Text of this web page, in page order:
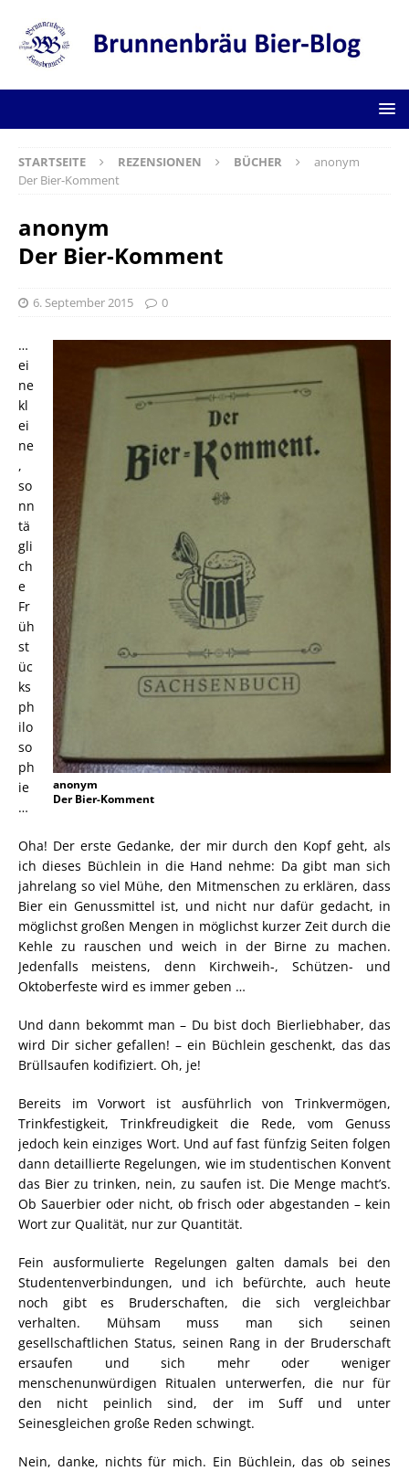
STARTSEITE REZENSIONEN BÜCHER
anonym
Der Bier-Komment
anonym
Der Bier-Komment
6. September 2015 0
anonym
Der Bier-Komment
…
ei
ne
kl
ei
ne
,
so
nn
tä
gli
ch
e
Fr
üh
st
üc
ks
ph
ilo
so
ph
ie
…
Oha! Der erste Gedanke, der mir durch den Kopf geht, als
ich dieses Büchlein in die Hand nehme: Da gibt man sich
jahrelang so viel Mühe, den Mitmenschen zu erklären, dass
Bier ein Genussmittel ist, und nicht nur dafür gedacht, in
möglichst großen Mengen in möglichst kurzer Zeit durch die
Kehle zu rauschen und weich in der Birne zu machen.
Jedenfalls meistens, denn Kirchweih-, Schützen- und
Oktoberfeste wird es immer geben …
Und dann bekommt man – Du bist doch Bierliebhaber, das
wird Dir sicher gefallen! – ein Büchlein geschenkt, das das
Brüllsaufen kodifiziert. Oh, je!
Bereits im Vorwort ist ausführlich von Trinkvermögen,
Trinkfestigkeit, Trinkfreudigkeit die Rede, vom Genuss
jedoch kein einziges Wort. Und auf fast fünfzig Seiten folgen
dann detaillierte Regelungen, wie im studentischen Konvent
das Bier zu trinken, nein, zu saufen ist. Die Menge macht’s.
Ob Sauerbier oder nicht, ob frisch oder abgestanden – kein
Wort zur Qualität, nur zur Quantität.
Fein ausformulierte Regelungen galten damals bei den
Studentenverbindungen, und ich befürchte, auch heute
noch gibt es Bruderschaften, die sich vergleichbar
verhalten. Mühsam muss man sich seinen
gesellschaftlichen Status, seinen Rang in der Bruderschaft
ersaufen und sich mehr oder weniger
menschenunwürdigen Ritualen unterwerfen, die nur für
den nicht peinlich sind, der im Suff und unter
Seinesgleichen große Reden schwingt.
Nein, danke, nichts für mich. Ein Büchlein, das ob seines